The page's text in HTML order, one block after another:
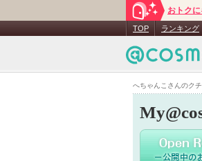
へちゃんこさんのク
おトク
TOP ランキング